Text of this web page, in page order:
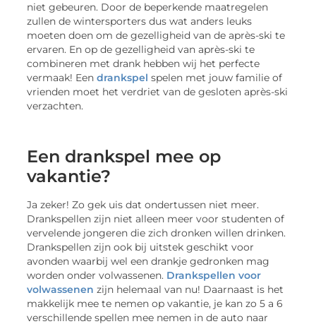
niet gebeuren. Door de beperkende maatregelen
zullen de wintersporters dus wat anders leuks
moeten doen om de gezelligheid van de après-ski te
ervaren. En op de gezelligheid van après-ski te
combineren met drank hebben wij het perfecte
vermaak! Eendrankspel spelen met jouw familie of
vrienden moet het verdriet van de gesloten après-ski
verzachten.
Een drankspel mee op
vakantie?
Ja zeker! Zo gek uis dat ondertussen niet meer.
Drankspellen zijn niet alleen meer voor studenten of
vervelende jongeren die zich dronken willen drinken.
Drankspellen zijn ook bij uitstek geschikt voor
avonden waarbij wel een drankje gedronken mag
worden onder volwassenen. Drankspellen voor
volwassenen zijn helemaal van nu! Daarnaast is het
makkelijk mee te nemen op vakantie, je kan zo 5 a 6
verschillende spellen mee nemen in de auto naar